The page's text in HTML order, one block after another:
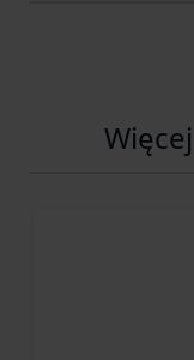
Więcej